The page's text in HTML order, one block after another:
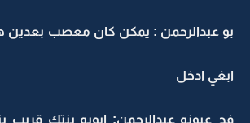
بو عبدالرحمن : يمكن كان معصب بعدين
ابغي ادخل
فج عيونه عبدالرحمن: ابويه بنتك قريب